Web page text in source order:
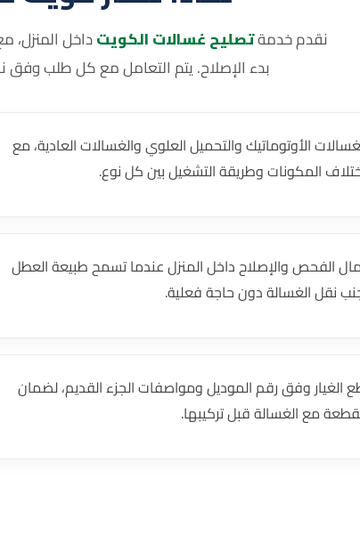
نقدم خدمةتصليح غسالات الكويتداخل المنزل،
بدء الإصلاح. يتم التعامل مع كل طلب وفق
الأوتوماتيك والتحميل العلوي والغسالات العادية، مع
المكونات وطريقة التشغيل بين كل نوع.
الفحص والإصلاح داخل المنزل عندما تسمح طبيعة العطل
نقل الغسالة دون حاجة فعلية.
الغيار وفق رقم الموديل ومواصفات الجزء القديم، لضمان
مع الغسالة قبل تركيبها.